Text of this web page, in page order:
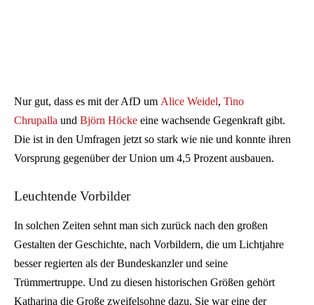
Nur gut, dass es mit der AfD um Alice Weidel, Tino
Chrupalla und Björn Höcke eine wachsende Gegenkraft gibt.
Die ist in den Umfragen jetzt so stark wie nie und konnte ihren
Vorsprung gegenüber der Union um 4,5 Prozent ausbauen.
Leuchtende Vorbilder
In solchen Zeiten sehnt man sich zurück nach den großen
Gestalten der Geschichte, nach Vorbildern, die um Lichtjahre
besser regierten als der Bundeskanzler und seine
Trümmertruppe. Und zu diesen historischen Größen gehört
Katharina die Große zweifelsohne dazu. Sie war eine der